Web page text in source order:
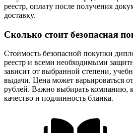
реестр, оплату после получения
доставку.
Сколько стоит безопасная
Стоимость безопасной покупки
реестр и всеми необходимыми
зависит от выбранной степени,
выдачи. Цена может варьироваться
рублей. Важно выбирать компанию,
качество и подлинность бланка.